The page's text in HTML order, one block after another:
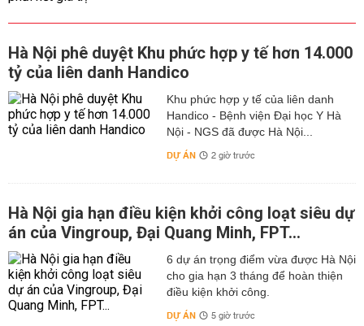
Hà Nội phê duyệt Khu phức hợp y tế hơn 14.000
tỷ của liên danh Handico
Khu phức hợp y tế của liên danh
Handico - Bệnh viện Đại học Y Hà
Nội - NGS đã được Hà Nội...
DỰ ÁN 2 giờ trước
Hà Nội gia hạn điều kiện khởi công loạt siêu dự
án của Vingroup, Đại Quang Minh, FPT...
6 dự án trọng điểm vừa được Hà Nội
cho gia hạn 3 tháng để hoàn thiện
điều kiện khởi công.
DỰ ÁN 5 giờ trước